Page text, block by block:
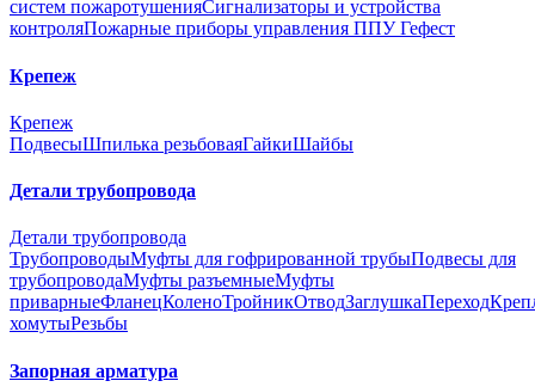
систем пожаротушенияСигнализаторы и устройства
контроляПожарные приборы управления ППУ Гефест
Крепеж
Крепеж
ПодвесыШпилька резьбоваяГайкиШайбы
Детали трубопровода
Детали трубопровода
ТрубопроводыМуфты для гофрированной трубыПодвесы для
трубопроводаМуфты разъемныеМуфты
приварныеФланецКоленоТройникОтводЗаглушкаПереход
хомутыРезьбы
Запорная арматура